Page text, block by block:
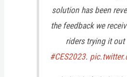
solution has been
the feedback we
riders trying it out
#CES2023.